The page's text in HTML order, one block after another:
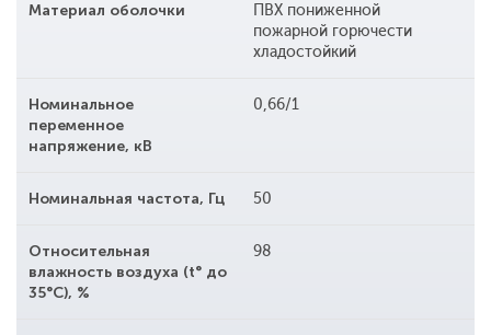
Материал оболочки
ПВХ пониженной
пожарной горючести
хладостойкий
Номинальное
переменное
напряжение, кВ
0,66/1
Номинальная частота, Гц 50
Относительная
влажность воздуха (t° до
35°С), %
98